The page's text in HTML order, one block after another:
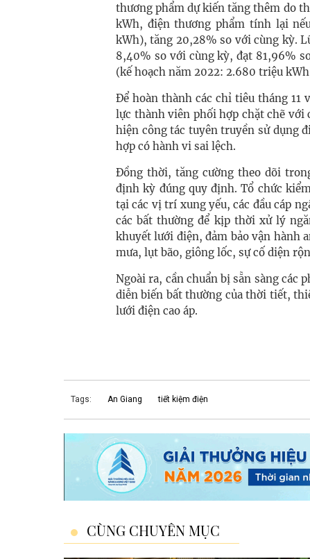
thương phẩm dự kiến tăng thêm do
kWh, điện thương phẩm tính lại
kWh), tăng 20,28% so với cùng kỳ.
8,40% so với cùng kỳ, đạt 81,96%
(kế hoạch năm 2022: 2.680 triệu
Để hoàn thành các chỉ tiêu tháng 11
lực thành viên phối hợp chặt chẽ với
hiện công tác tuyên truyền sử dụng
hợp có hành vi sai lệch.
Đồng thời, tăng cường theo dõi
định kỳ đúng quy định. Tổ chức
tại các vị trí xung yếu, các đầu cáp
các bất thường để kịp thời xử lý
khuyết lưới điện, đảm bảo vận hành
mưa, lụt bão, giông lốc, sự cố diện
Ngoài ra, cần chuẩn bị sẵn sàng các
diễn biến bất thường của thời tiết,
lưới điện cao áp.
Tags: An Giang tiết kiệm điện
CÙNG CHUYÊN MỤC